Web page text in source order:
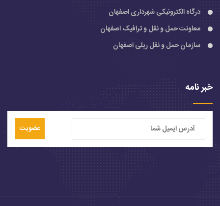
درگاه الکترونیکی شهرداری اصفهان
معاونت حمل و نقل و ترافیک اصفهان
سازمان حمل و نقل ریلی اصفهان
خبر نامه
عضویت